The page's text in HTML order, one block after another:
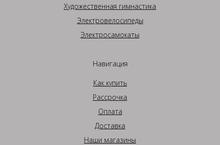
Художественная гимнастика
Электровелосипеды
Электросамокаты
Навигация
Как купить
Рассрочка
Оплата
Доставка
Наши магазины